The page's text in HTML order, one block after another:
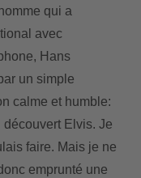
qui a
avec
Hans
un simple
calme et humble:
découvert Elvis. Je
faire. Mais je ne
emprunté une